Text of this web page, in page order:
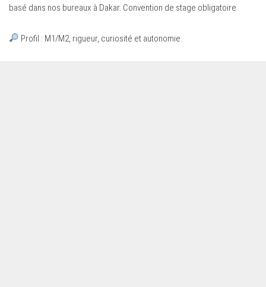
basé dans nos bureaux à Dakar. Convention de stage obligatoire.
Profil : M1/M2, rigueur, curiosité et autonomie.